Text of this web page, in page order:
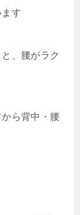
す
、腰がラク
ら背中・腰